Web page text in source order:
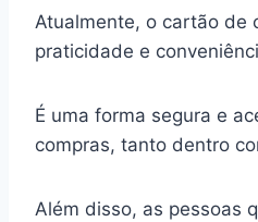
Atualmente, o cartão de
praticidade e
É uma forma segura e
compras, tanto dentro
Além disso, as pessoas